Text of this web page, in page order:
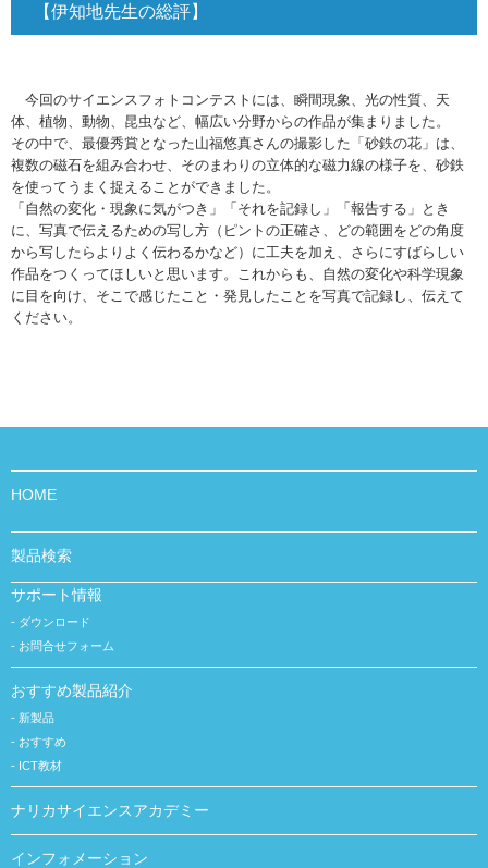
【伊知地先生の総評】
今回のサイエンスフォトコンテストには、瞬間現象、光の性質、天
体、植物、動物、昆虫など、幅広い分野からの作品が集まりました。
その中で、最優秀賞となった山福悠真さんの撮影した「砂鉄の花」は、
複数の磁石を組み合わせ、そのまわりの立体的な磁力線の様子を、砂鉄
を使ってうまく捉えることができました。
「自然の変化・現象に気がつき」「それを記録し」「報告する」とき
に、写真で伝えるための写し方（ピントの正確さ、どの範囲をどの角度
から写したらよりよく伝わるかなど）に工夫を加え、さらにすばらしい
作品をつくってほしいと思います。これからも、自然の変化や科学現象
に目を向け、そこで感じたこと・発見したことを写真で記録し、伝えて
ください。
HOME
製品検索
サポート情報
ダウンロード
お問合せフォーム
おすすめ製品紹介
新製品
おすすめ
ICT教材
ナリカサイエンスアカデミー
インフォメーション